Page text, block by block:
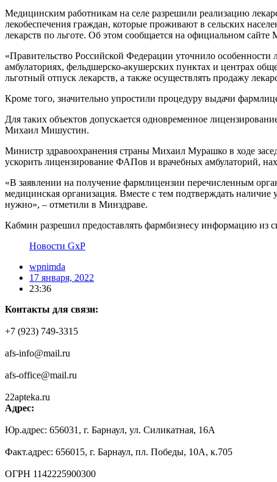
Медицинским работникам на селе разрешили реализацию
лекобеспечения граждан, которые проживают в сельских
лекарств по льготе. Об этом сообщается на официальном
«Правительство Российской Федерации уточнило
амбулаториях, фельдшерско-акушерских пунктах и центрах
льготный отпуск лекарств, а также осуществлять продажу
Кроме того, значительно упростили процедуру выдачи
Для таких объектов допускается одновременное
Михаил Мишустин.
Министр здравоохранения страны Михаил Мурашко в ходе
ускорить лицензирование ФАПов и врачебных амбулаторий,
«В заявлении на получение фармлицензии перечисленным
медицинская организация. Вместе с тем подтверждать
нужно», – отметили в Минздраве.
Кабмин разрешил предоставлять фармбизнесу информацию из
Новости GxP
wpnimda
17 января, 2022
23:36
Контакты для связи:
+7 (923) 749-3315
afs-info@mail.ru
afs-office@mail.ru
22apteka.ru
Адрес:
Юр.адрес: 656031, г. Барнаул, ул. Силикатная, 16А
Факт.адрес: 656015, г. Барнаул, пл. Победы, 10А, к.705
ОГРН 1142225900300